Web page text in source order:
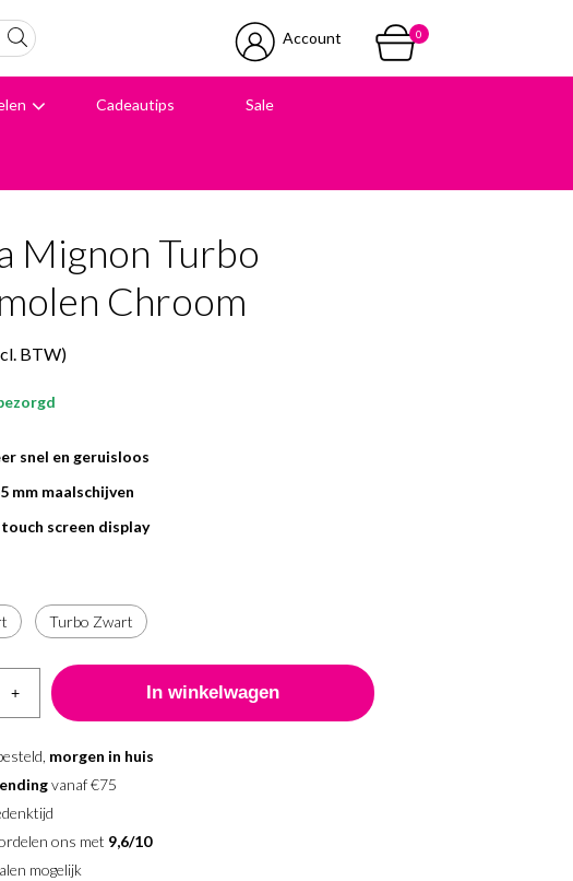
Account 0
Cadeautips Sale
Mignon Turbo
Chroom
BTW)
snel en geruisloos
mm maalschijven
screen display
Turbo Zwart
+
morgen in huis
vanaf €75
ons met 9,6/10
mogelijk